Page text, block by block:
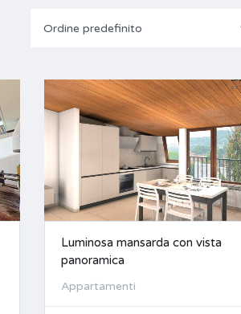
Ordine predefinito
Luminosa mansarda con vista
panoramica
Appartamenti